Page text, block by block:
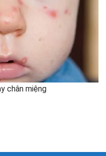
chân miệng